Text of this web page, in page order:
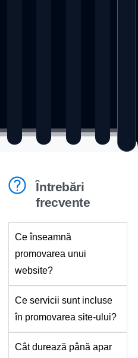
Întrebări
frecvente
Ce înseamnă
promovarea unui
website?
Ce servicii sunt incluse
în promovarea site-ului?
Cât durează până apar